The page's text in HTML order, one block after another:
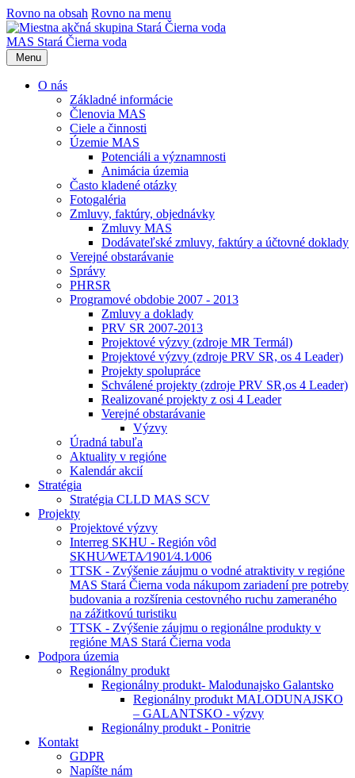
Rovno na obsah Rovno na menu
MAS Stará Čierna voda
Menu
O nás
Základné informácie
Členovia MAS
Ciele a činnosti
Územie MAS
Potenciáli a významnosti
Animácia územia
Často kladené otázky
Fotogaléria
Zmluvy, faktúry, objednávky
Zmluvy MAS
Dodávateľské zmluvy, faktúry a účtovné doklady
Verejné obstarávanie
Správy
PHRSR
Programové obdobie 2007 - 2013
Zmluvy a doklady
PRV SR 2007-2013
Projektové výzvy (zdroje MR Termál)
Projektové výzvy (zdroje PRV SR, os 4 Leader)
Projekty spolupráce
Schválené projekty (zdroje PRV SR,os 4 Leader)
Realizované projekty z osi 4 Leader
Verejné obstarávanie
Výzvy
Úradná tabuľa
Aktuality v regióne
Kalendár akcií
Stratégia
Stratégia CLLD MAS SCV
Projekty
Projektové výzvy
Interreg SKHU - Región vôd
SKHU⁄WETA⁄1901⁄4.1⁄006
TTSK - Zvýšenie záujmu o vodné atraktivity v regióne
MAS Stará Čierna voda nákupom zariadení pre potreby
budovania a rozšírenia cestovného ruchu zameraného
na zážitkovú turistiku
TTSK - Zvýšenie záujmu o regionálne produkty v
regióne MAS Stará Čierna voda
Podpora územia
Regionálny produkt
Regionálny produkt- Malodunajsko Galantsko
Regionálny produkt MALODUNAJSKO
– GALANTSKO - výzvy
Regionálny produkt - Ponitrie
Kontakt
GDPR
Napíšte nám